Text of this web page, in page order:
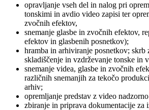
opravljanje vseh del in nalog pri
tonskimi in avdio video zapisi ter
zvočnih efektov,
snemanje glasbe in zvočnih efektov,
efektov in glasbenih posnetkov);
hramba in arhiviranje posnetkov; skrb
skladiščenje in vzdrževanje tonske in
snemanje videa, glasbe in zvočnih
različnih snemanjih za tekočo
arhiv;
opremljanje predstav z video
zbiranje in priprava dokumentacije za